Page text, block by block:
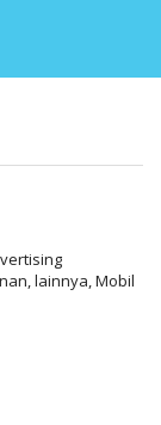
lainnya, Mobil